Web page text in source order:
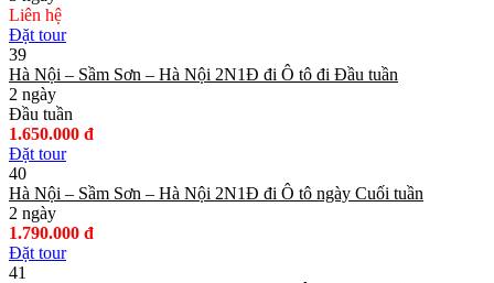
Liên hệ
Đặt tour
39
Hà Nội – Sầm Sơn – Hà Nội 2N1Đ đi Ô tô đi Đầu tuần
2 ngày
Đầu tuần
1.650.000 đ
Đặt tour
40
Hà Nội – Sầm Sơn – Hà Nội 2N1Đ đi Ô tô ngày Cuối tuần
2 ngày
1.790.000 đ
Đặt tour
41